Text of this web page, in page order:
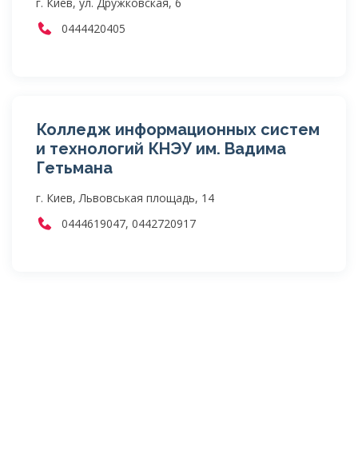
0444420405
Колледж информационных систем
и технологий КНЭУ им. Вадима
Гетьмана
г. Киев, Львовськая площадь, 14
0444619047, 0442720917